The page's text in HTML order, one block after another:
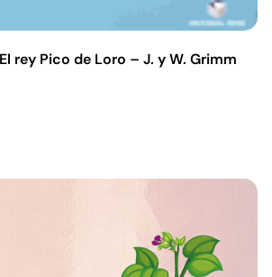
rey Pico de Loro – J. y W. Grimm